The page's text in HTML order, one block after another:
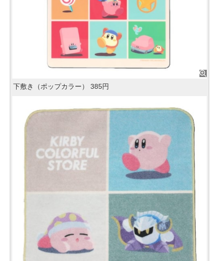
下敷き（ポップカラー） 385円